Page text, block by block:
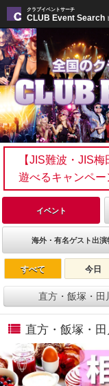
クラブイベントサーチ
CLUB Event Search
【JIS難波・JIS
遊べるキャンペー
イベント
海外・有名ゲスト出演
すべて 今日
直方・飯塚・田
直方・飯塚・